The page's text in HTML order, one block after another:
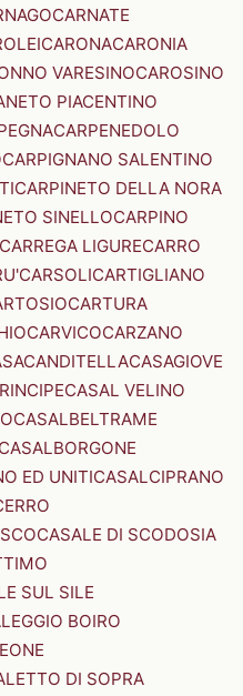
CARNATE
CARONACARONIA
VARESINOCAROSINO
PIACENTINO
CARPENEDOLO
CARPIGNANO SALENTINO
CARPINETO DELLA NORA
SINELLOCARPINO
CARREGA LIGURECARRO
CARSOLICARTIGLIANO
CARTURA
CARVICOCARZANO
CASAGIOVE
CASAL VELINO
CASALBELTRAME
CASALBORGONE
ED UNITICASALCIPRANO
CASALE DI SCODOSIA
SUL SILE
BOIRO
DI SOPRA